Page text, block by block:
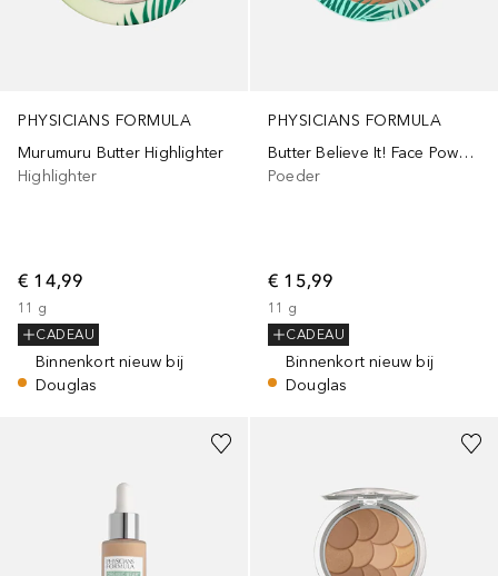
PHYSICIANS FORMULA
Murumuru Butter Highlighter
Highlighter
€ 14,99
11 g
CADEAU
Binnenkort nieuw bij
Douglas
PHYSICIANS FORMULA
Butter Believe It! Face Powder
Poeder
€ 15,99
11 g
CADEAU
Binnenkort nieuw bij
Douglas